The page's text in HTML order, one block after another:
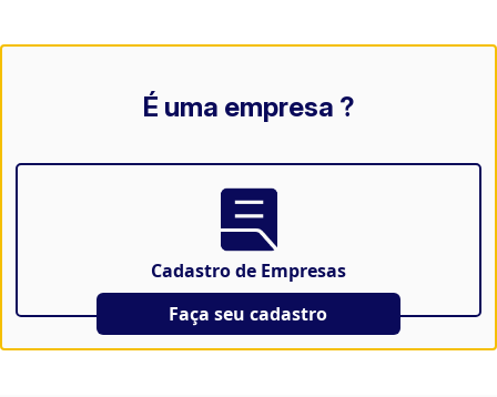
É uma empresa ?
Cadastro de Empresas
Faça seu cadastro